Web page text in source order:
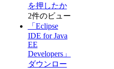
を押したか
2件のビュー
「Eclipse
IDE for Java
EE
Developers」
ダウンロー